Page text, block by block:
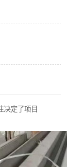
决定了项目